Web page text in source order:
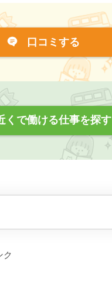
口コミする
くで働ける仕事を探す
ク